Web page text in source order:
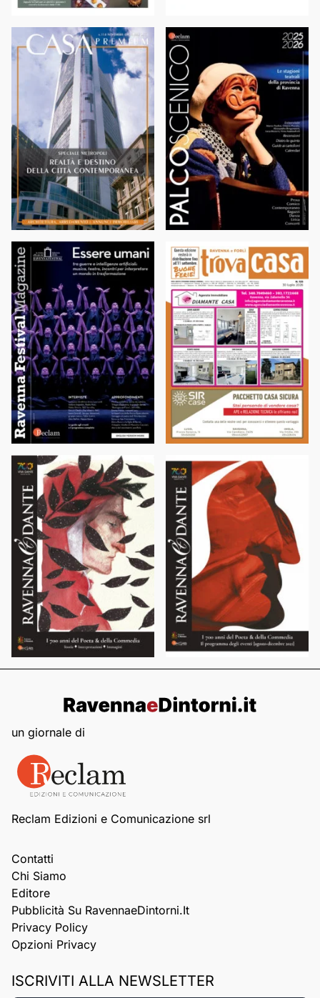
un giornale di
Reclam Edizioni e Comunicazione srl
Contatti
Chi Siamo
Editore
Pubblicità Su RavennaeDintorni.it
Privacy Policy
Opzioni Privacy
ISCRIVITI ALLA NEWSLETTER